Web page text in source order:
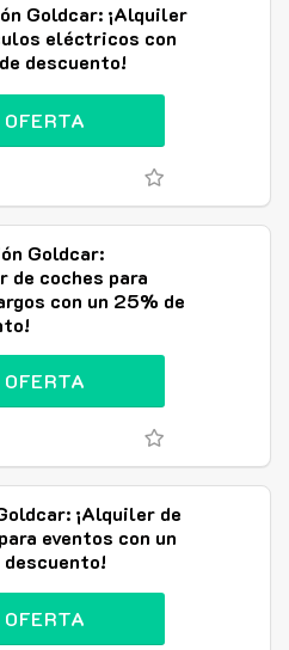
Goldcar: ¡Alquiler
eléctricos con
descuento!
Goldcar:
de coches para
con un 25% de
¡Alquiler de
eventos con un